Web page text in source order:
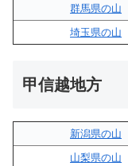
群馬県の山
埼玉県の山
甲信越地方
新潟県の山
山梨県の山